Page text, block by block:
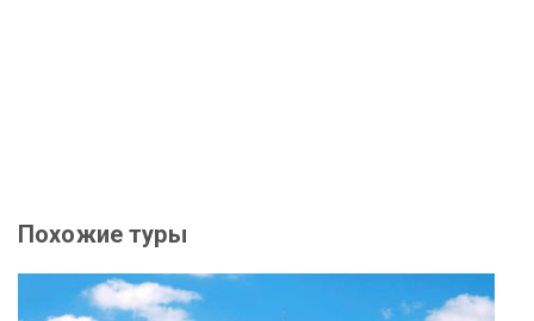
Похожие туры